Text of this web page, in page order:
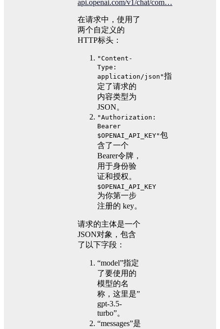
api.openai.com/v1/chat/com…
在请求中，使用了
两个自定义的
HTTP标头：
"Content-
Type:
application/json"指
定了请求的
内容类型为
JSON。
"Authorization:
Bearer
$OPENAI_API_KEY"包
含了一个
Bearer令牌，
用于身份验
证和授权。
$OPENAI_API_KEY
为你第一步
注册的 key。
请求的主体是一个
JSON对象，包含
了以下字段：
“model”指定
了要使用的
模型的名
称，这里是”
gpt-3.5-
turbo”。
“messages”是